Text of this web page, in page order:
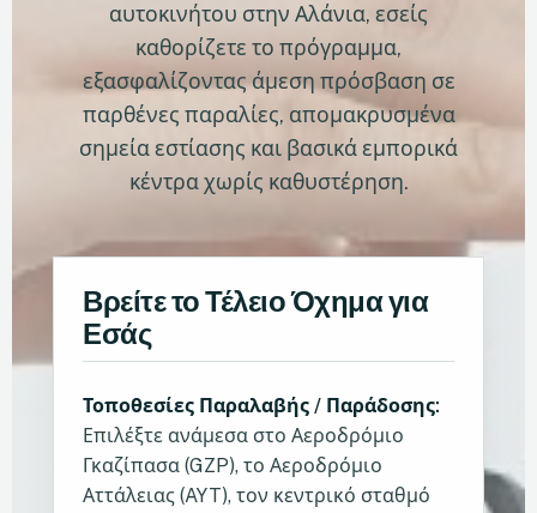
αυτοκινήτου στην Αλάνια, εσείς
καθορίζετε το πρόγραμμα,
εξασφαλίζοντας άμεση πρόσβαση σε
παρθένες παραλίες, απομακρυσμένα
σημεία εστίασης και βασικά εμπορικά
κέντρα χωρίς καθυστέρηση.
Βρείτε το Τέλειο Όχημα για
Εσάς
Τοποθεσίες Παραλαβής / Παράδοσης:
Επιλέξτε ανάμεσα στο Αεροδρόμιο
Γκαζίπασα (GZP), το Αεροδρόμιο
Αττάλειας (AYT), τον κεντρικό σταθμό